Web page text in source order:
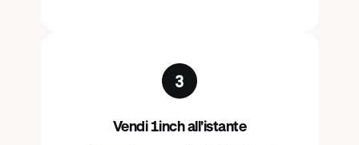
Vendi 1inch all'istante